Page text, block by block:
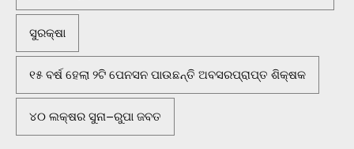
ସୁରକ୍ଷା
୧୫ ବର୍ଷ ହେଲା ୨ଟି ପେନସନ ପାଉଛନ୍ତି ଅବସରପ୍ରାପ୍ତ ଶିକ୍ଷକ
୪୦ ଲକ୍ଷର ସୁନା–ରୁପା ଜବତ